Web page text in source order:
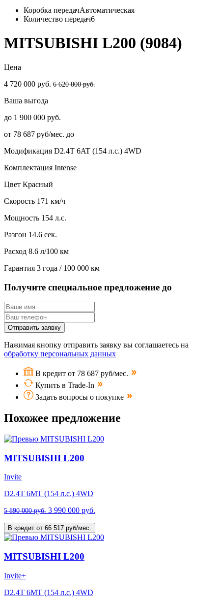
Коробка передачАвтоматическая
Количество передач6
MITSUBISHI L200 (9084)
Цена
4 720 000 руб. 6 620 000 руб.
Ваша выгода
до 1 900 000 руб.
от 78 687 руб/мес. до
Модификация D2.4T 6AT (154 л.с.) 4WD
Комплектация Intense
Цвет Красный
Скорость 171 км/ч
Мощность 154 л.с.
Разгон 14.6 сек.
Расход 8.6 л/100 км
Гарантия 3 года / 100 000 км
Получите специальное предложение до
Отправить заявку
Нажимая кнопку отправить заявку вы соглашаетесь на
обработку персональных данных
В кредит от 78 687 руб/мес.
Купить в Trade-In
Задать вопросы о покупке
Похожее предложение
MITSUBISHI L200
Invite
D2.4T 6MT (154 л.с.) 4WD
5 890 000 руб. 3 990 000 руб.
В кредит от 66 517 руб/мес.
MITSUBISHI L200
Invite+
D2.4T 6MT (154 л.с.) 4WD